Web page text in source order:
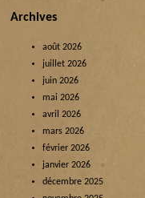
Archives
août 2026
juillet 2026
juin 2026
mai 2026
avril 2026
mars 2026
février 2026
janvier 2026
décembre 2025